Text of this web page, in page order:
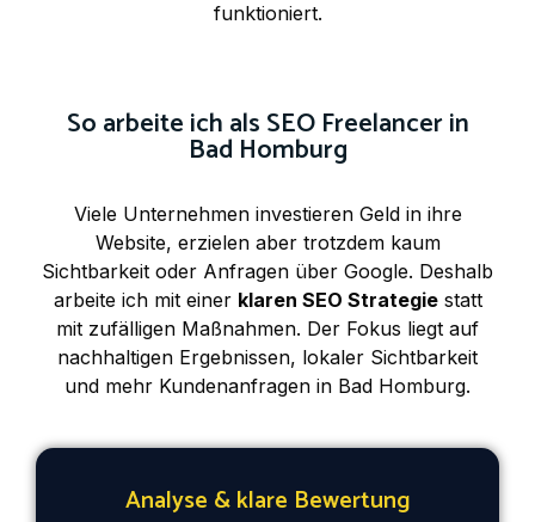
funktioniert.
So arbeite ich als SEO Freelancer in
Bad Homburg
Viele Unternehmen investieren Geld in ihre
Website, erzielen aber trotzdem kaum
Sichtbarkeit oder Anfragen über Google. Deshalb
arbeite ich mit einer klaren SEO Strategiestatt
mit zufälligen Maßnahmen. Der Fokus liegt auf
nachhaltigen Ergebnissen, lokaler Sichtbarkeit
und mehr Kundenanfragen in Bad Homburg.
Analyse & klare Bewertung